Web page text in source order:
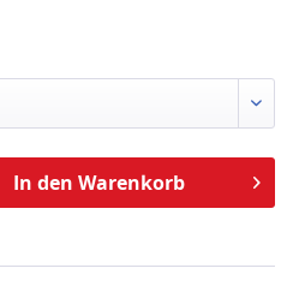
In den Warenkorb